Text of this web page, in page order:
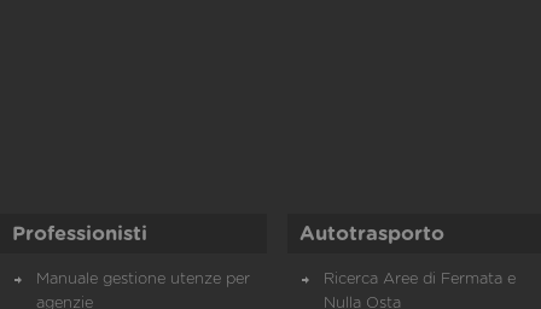
Professionisti
Manuale gestione utenze per
agenzie
Autotrasporto
Ricerca Aree di Fermata e
Nulla Osta